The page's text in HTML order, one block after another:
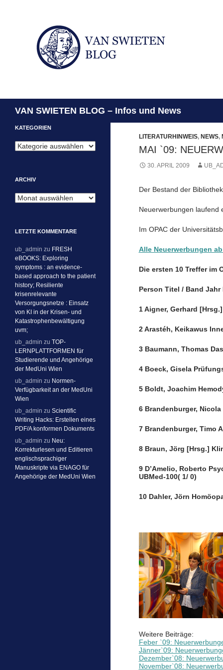
VAN SWIETEN BLOG – Infos und News
LITERATURHINWEIS, NEWS,
MAI `09:
30. APRIL 2009
Der Bestand der
Neuerwerbungen laufend
Im OPAC der
Alle Neuerwerbungen
Die ersten 10 Treffer im
Person Titel / Band Jahr
1 Aigner, Gerhard
2 Arastéh, Keikawus
3 Baumann, Thomas
4 Boeck, Gisela
5 Boldt, Joachim
6 Brandenburger,
7 Brandenburger, Timo
8 Braun, Jörg [Hrsg.]
9 D’Amelio, Roberto
UBMed-100( 1/ 0)
10 Dahler, Jörn
Weitere Beiträge:
Feber `09:
Jänner`09:
Dezember`08:
November`08:
KATEGORIEN
Kategorien
ARCHIV
Archiv
LETZTE KOMMENTARE
ub_admin zu FRESH
eBOOKS: Exploring
symptoms : an evidence-
based approach to the patient
history; Resiliente
krisenrelevante
Versorgungsnetze : Einsatz
von KI in der Krisen- und
Katastrophenbewältigung
uvm;
ub_admin zu TOP-
LERNPLATTFORMEN für
Studierende und Angehörige
der MedUni Wien
ub_admin zu Normen-
Verfügbarkeit an der MedUni
Wien
ub_admin zu Scientific
Writing Hacks: Erstellen eines
PDF/A konformen Dokuments
ub_admin zu Neu:
Korrekturlesen und Editieren
englischsprachiger
Manuskripte via ENAGO für
Angehörige der MedUni Wien